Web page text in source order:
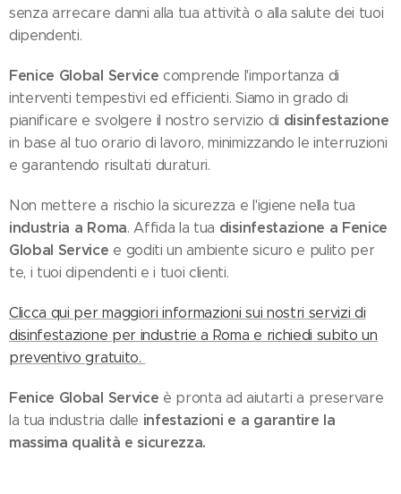
senza arrecare danni alla tua attività o alla salute dei tuoi
dipendenti.
Fenice Global Service comprende l'importanza di
interventi tempestivi ed efficienti. Siamo in grado di
pianificare e svolgere il nostro servizio di disinfestazione
in base al tuo orario di lavoro, minimizzando le interruzioni
e garantendo risultati duraturi.
Non mettere a rischio la sicurezza e l'igiene nella tua
industria a Roma. Affida la tua disinfestazione a Fenice
Global Service e goditi un ambiente sicuro e pulito per
te, i tuoi dipendenti e i tuoi clienti.
Clicca qui per maggiori informazioni sui nostri servizi di
disinfestazione per industrie a Roma e richiedi subito un
preventivo gratuito.
Fenice Global Service è pronta ad aiutarti a preservare
la tua industria dalle infestazioni e a garantire la
massima qualità e sicurezza.